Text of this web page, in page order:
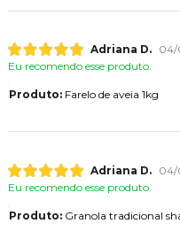
Adriana D.
04/
Eu recomendo esse produto.
Produto:Farelo de aveia 1kg
Adriana D.
04/
Eu recomendo esse produto.
Produto:Granola tradicional